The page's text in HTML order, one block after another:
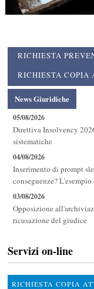
RICHIESTA
RICHIESTA COPIA
News Giuridiche
05/08/2026
Direttiva Insolvency
sistematiche
04/08/2026
Inserimento di prompt
conseguenze?
03/08/2026
Opposizione
ricusazione del giudice
Servizi on-line
RICHIESTA COPIA